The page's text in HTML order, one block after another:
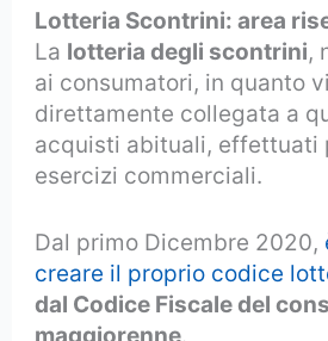
Lotteria Scontrini: area
La lotteria degli scontrini,
ai consumatori, in quanto
direttamente collegata a
acquisti abituali, effettuati
esercizi commerciali.
Dal primo Dicembre 2020,
creare il proprio codice
dal Codice Fiscale del